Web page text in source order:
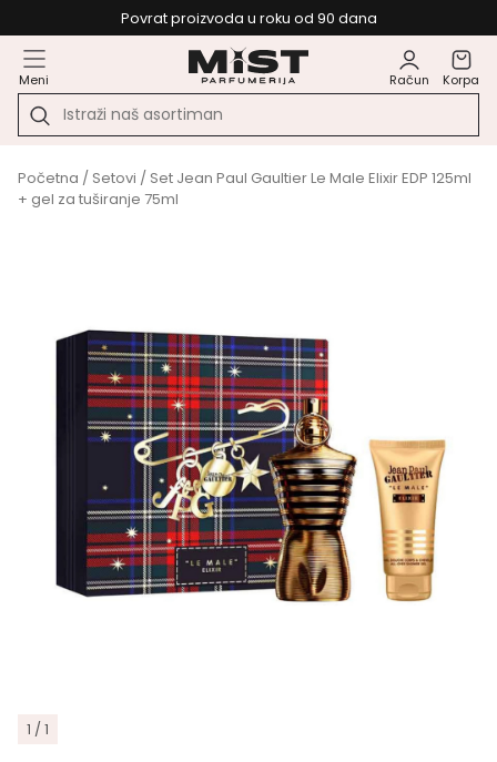
Povrat proizvoda u roku od 90 dana
Meni Račun Korpa
Početna / Setovi / Set Jean Paul Gaultier Le Male Elixir EDP 125ml
+ gel za tuširanje 75ml
1 / 1